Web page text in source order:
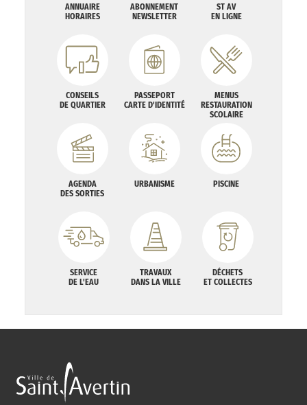
ANNUAIRE
HORAIRES
ABONNEMENT
NEWSLETTER
ST AV
EN LIGNE
CONSEILS
DE QUARTIER
PASSEPORT
CARTE D'IDENTITÉ
MENUS
RESTAURATION
SCOLAIRE
AGENDA
DES SORTIES
URBANISME PISCINE
SERVICE
DE L'EAU
TRAVAUX
DANS LA VILLE
DÉCHETS
ET COLLECTES